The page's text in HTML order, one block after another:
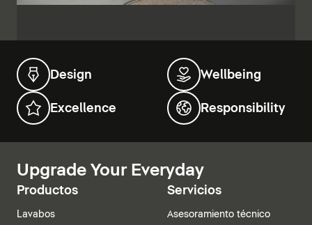
Design Wellbeing
Excellence Responsibility
Upgrade Your Everyday
Productos
Lavabos
Servicios
Asesoramiento técnico